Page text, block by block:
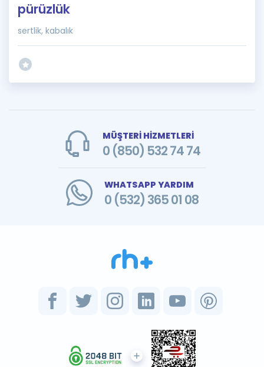
pürüzlük
sertlik, kabalık
MÜŞTERİ HİZMETLERİ
0 (850) 532 74 74
WHATSAPP YARDIM
0 (532) 365 01 08